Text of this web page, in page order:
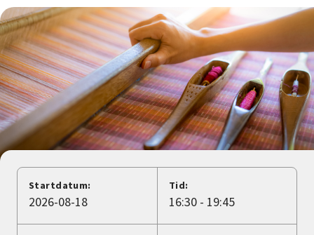
Sök kurser och evenemang
Om SV
Starta studiecirkel
Cirkelledare
Nyheter
Avdelningar
Startdatum:
2026-08-18
Tid:
16:30 - 19:45